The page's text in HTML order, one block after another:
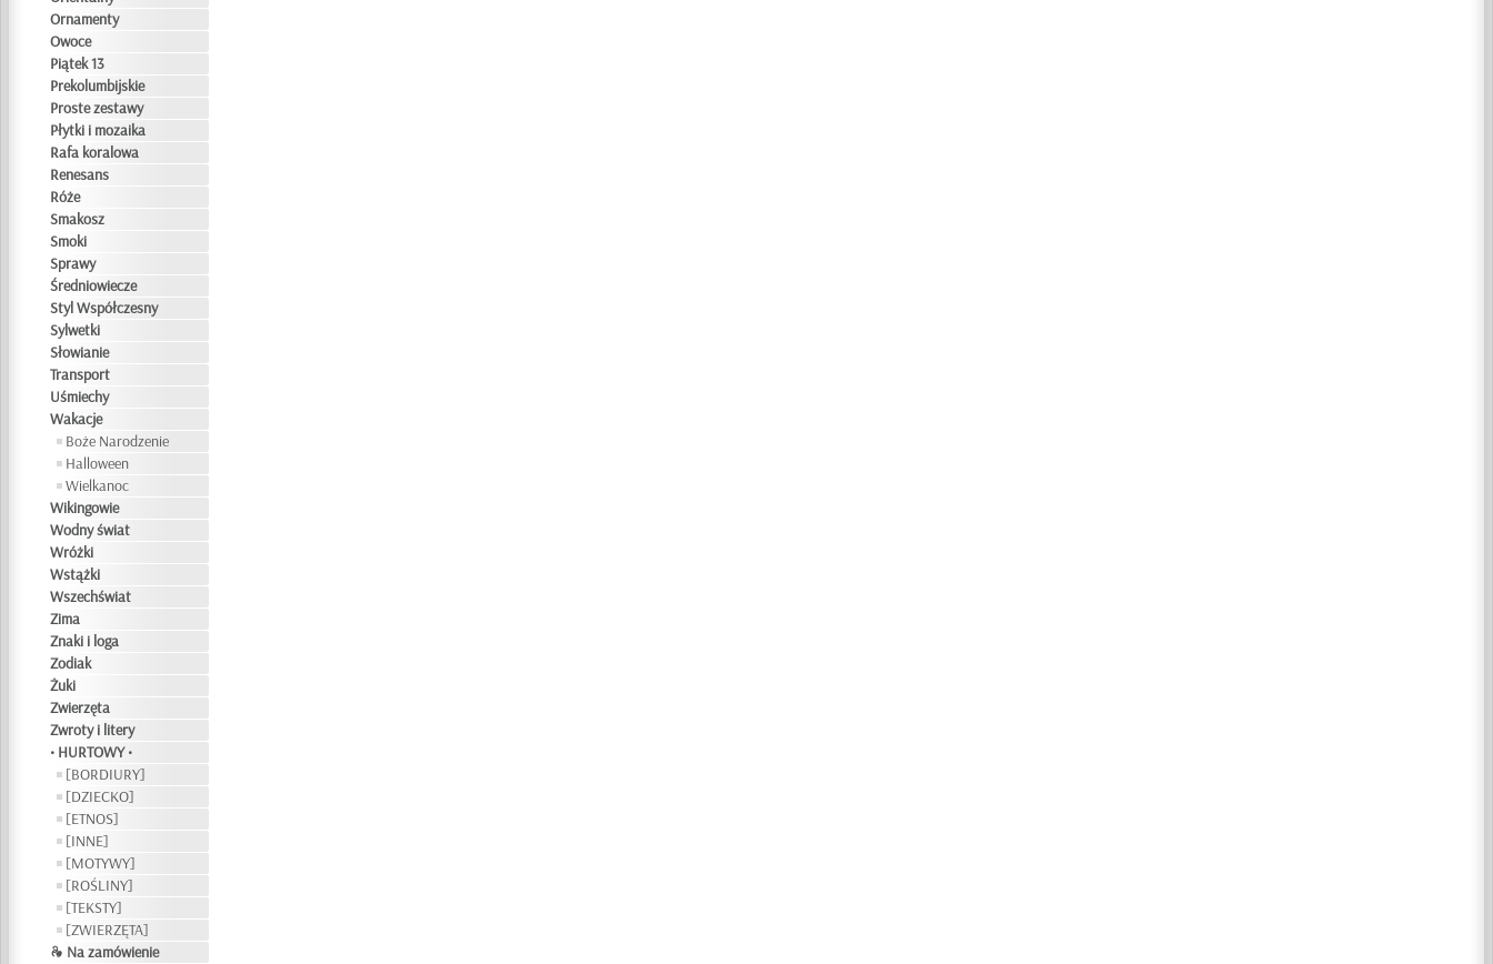
Ornamenty
Owoce
Piątek 13
Prekolumbijskie
Proste zestawy
Płytki i mozaika
Rafa koralowa
Renesans
Róże
Smakosz
Smoki
Sprawy
Średniowiecze
Styl Współczesny
Sylwetki
Słowianie
Transport
Uśmiechy
Wakacje
Boże Narodzenie
Halloween
Wielkanoc
Wikingowie
Wodny świat
Wróżki
Wstążki
Wszechświat
Zima
Znaki i loga
Zodiak
Żuki
Zwierzęta
Zwroty i litery
• HURTOWY •
[BORDIURY]
[DZIECKO]
[ETNOS]
[INNE]
[MOTYWY]
[ROŚLINY]
[TEKSTY]
[ZWIERZĘTA]
❧ Na zamówienie